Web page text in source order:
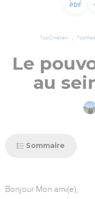
TopChrétien
Le
au
Sommaire
Bonjour Mon ami(e),